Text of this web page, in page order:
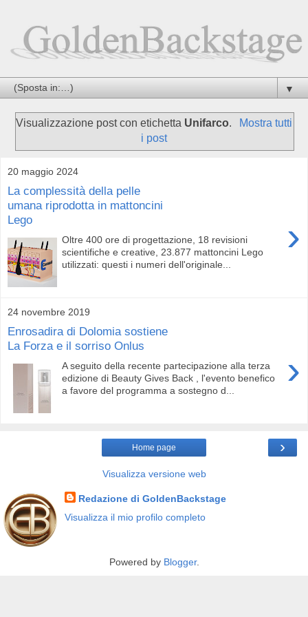
▼
Visualizzazione post con etichetta Unifarco.
Mostra tutti
i post
20 maggio 2024
La complessità della pelle
umana riprodotta in mattoncini
Lego
›
Oltre 400 ore di progettazione, 18 revisioni
scientifiche e creative, 23.877 mattoncini Lego
utilizzati: questi i numeri dell'originale...
24 novembre 2019
Enrosadira di Dolomia sostiene
La Forza e il sorriso Onlus
›
A seguito della recente partecipazione alla terza
edizione di Beauty Gives Back , l'evento benefico
a favore del programma a sostegno d...
›
Home page
Visualizza versione web
Redazione di GoldenBackstage
Visualizza il mio profilo completo
Powered by Blogger.